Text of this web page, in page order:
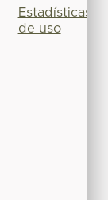
Estadísticas
de uso